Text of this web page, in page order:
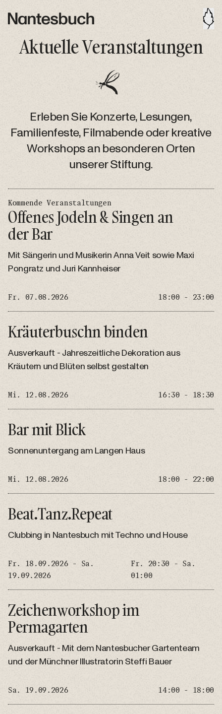
Aktuelle Veranstaltungen
Erleben Sie Konzerte, Lesungen,
Familienfeste, Filmabende oder kreative
Workshops an besonderen Orten
unserer Stiftung.
Kommende Veranstaltungen
Offenes Jodeln & Singen an
der Bar
Mit Sängerin und Musikerin Anna Veit sowie Maxi
Pongratz und Juri Kannheiser
Fr. 07.08.2026 18:00 - 23:00
Kräuterbuschn binden
Ausverkauft - Jahreszeitliche Dekoration aus
Kräutern und Blüten selbst gestalten
Mi. 12.08.2026 16:30 - 18:30
Bar mit Blick
Sonnenuntergang am Langen Haus
Mi. 12.08.2026 18:00 - 22:00
Beat.Tanz.Repeat
Clubbing in Nantesbuch mit Techno und House
Fr. 18.09.2026 - Sa.
19.09.2026
Fr. 20:30 - Sa.
01:00
Zeichenworkshop im
Permagarten
Ausverkauft - Mit dem Nantesbucher Gartenteam
und der Münchner Illustratorin Steffi Bauer
Sa. 19.09.2026 14:00 - 18:00